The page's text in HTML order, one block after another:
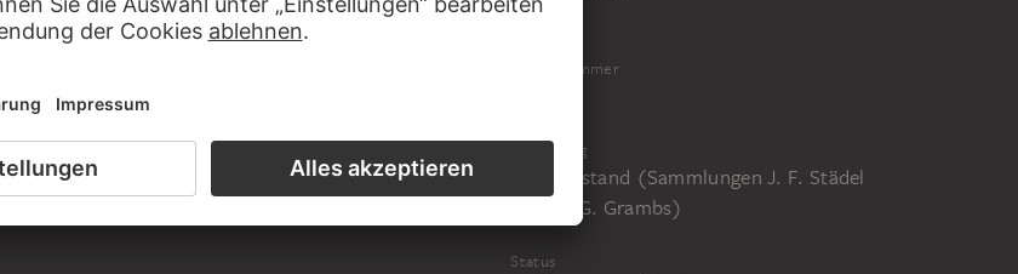
3971
Objektnummer
Erwerbung
Alter Bestand (Sammlungen J. F. Städel
oder J. G. Grambs)
Status